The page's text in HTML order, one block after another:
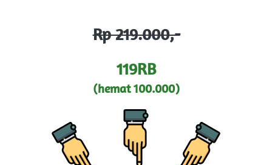
Rp 219.000,-
119RB
(hemat 100.000)